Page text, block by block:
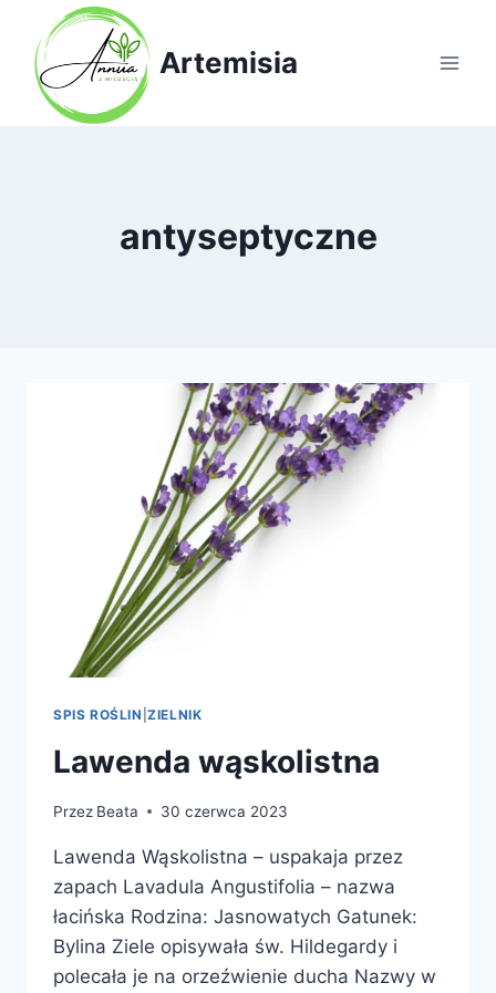
Przejdź
treści
Artemisia
antyseptyczne
SPIS ROŚLIN |ZIELNIK
Lawenda wąskolistna
Przez Beata 30 czerwca 2023
Lawenda Wąskolistna – uspakaja przez
zapach Lavadula Angustifolia – nazwa
łacińska Rodzina: Jasnowatych Gatunek:
Bylina Ziele opisywała św. Hildegardy i
polecała je na orzeźwienie ducha Nazwy w